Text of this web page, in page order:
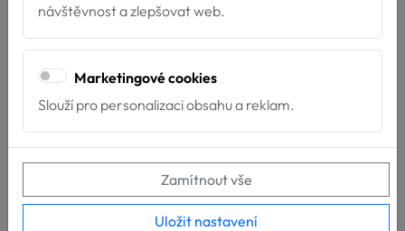
návštěvnost a zlepšovat web.
Marketingové cookies
Slouží pro personalizaci obsahu a reklam.
Zamítnout vše
Uložit nastavení